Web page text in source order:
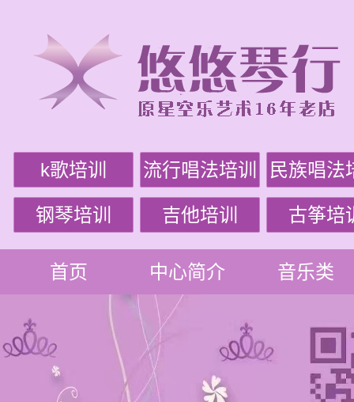
k歌培训 流行唱法培训 民族唱法
钢琴培训 吉他培训 古筝培
首页 中心简介 音乐类